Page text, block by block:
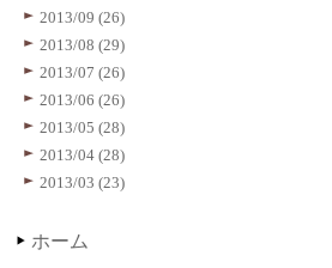
2013/09 (26)
2013/08 (29)
2013/07 (26)
2013/06 (26)
2013/05 (28)
2013/04 (28)
2013/03 (23)
ホーム